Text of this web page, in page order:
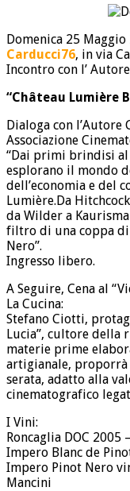
Domenica 25
Carducci76, in via
Incontro con l’
“Château Lumière
Dialoga con l’Autore
Associazione
“Dai primi brindisi
esplorano il mondo
dell’economia e del
Lumière.Da
da Wilder a
filtro di una coppa di
Nero”.
Ingresso libero.
A Seguire, Cena al
La Cucina:
Stefano Ciotti,
Lucia”, cultore della
materie prime
artigianale,
serata, adatto alla
cinematografico
I Vini:
Roncaglia DOC 2005
Impero Blanc de
Impero Pinot Nero
Mancini